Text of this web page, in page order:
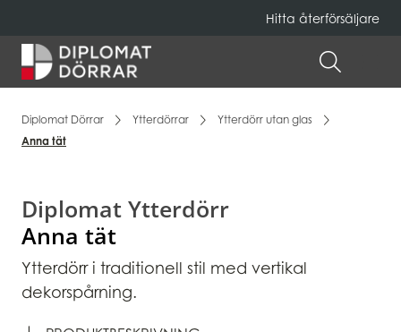
Hitta återförsäljare
ÖPPNA
Diplomat Dörrar Ytterdörrar
Ytterdörr utan glas
Anna tät
Diplomat Ytterdörr
Anna tät
Ytterdörr i traditionell stil med vertikal
dekorspårning.